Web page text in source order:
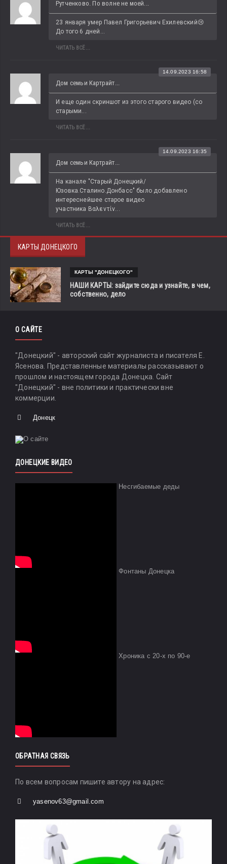
Рутченково. По волне не моей...
23 января умер Павел Григорьевич Ехилевский😢
До того 6 дней...
ЧИТАТЬ ВСЁ...
Дом семьи Картрайт...
14.09.2023 16:58
И еще один скриншот из этого старого видео (со
старыми...
ЧИТАТЬ ВСЁ...
Дом семьи Картрайт...
14.09.2023 16:35
На канале "Старый Донецкий/
Юзовка.Сталино.Донбасс" было добавлено
интереснейшее старое видео
участника Βαλεντίν...
ЧИТАТЬ ВСЁ...
КАРТЫ ДОНЕЦКОГО
КАРТЫ "ДОНЕЦКОГО"
НАШИ КАРТЫ: зайдите сюда и узнайте, в чем,
собственно, дело
О САЙТЕ
"Донецкий" - авторский сайт журналиста и писателя Е.
Ясенова. Представленные материалы рассказывают о
прошлом и настоящем города Донецка. Сайт
"Донецкий" - вне политики и практически вне
коммерции.
Донецк
ДОНЕЦКИЕ ВИДЕО
Несгибаемые деды
Фонтаны Донецка
Хроника с 20-х по 90-е
ОБРАТНАЯ СВЯЗЬ
По всем вопросам пишите автору на адрес:
yasenov63@gmail.com